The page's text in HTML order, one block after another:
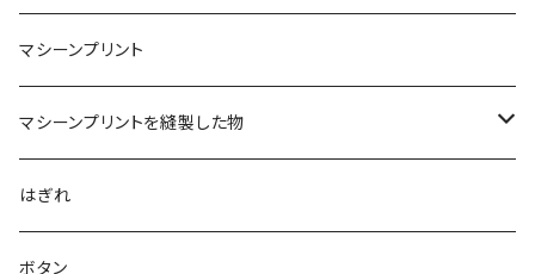
マシーンプリント
マシーンプリントを縫製した物
アロハシャツ
2018
ドレスシャツ
はぎれ
ボタン